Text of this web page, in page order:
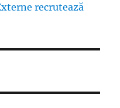
recrutează